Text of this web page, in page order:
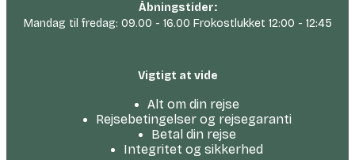
Åbningstider:
Mandag til fredag: 09.00 - 16.00 Frokostlukket 12:00 - 12:45
Vigtigt at vide
Alt om din rejse
Rejsebetingelser og rejsegaranti
Betal din rejse
Integritet og sikkerhed